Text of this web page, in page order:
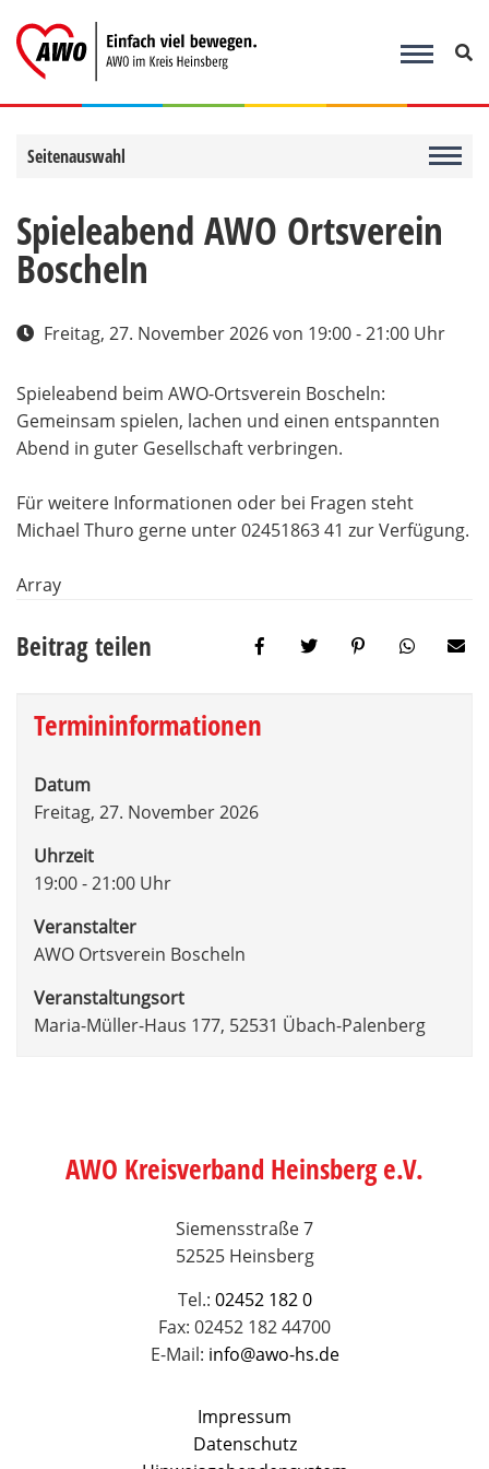
Inhalt
springen
Seitenauswahl
Spieleabend AWO Ortsverein
Boscheln
Freitag, 27. November 2026von 19:00 - 21:00 Uhr
Spieleabend beim AWO-Ortsverein Boscheln:
Gemeinsam spielen, lachen und einen entspannten
Abend in guter Gesellschaft verbringen.
Für weitere Informationen oder bei Fragen steht
Michael Thuro gerne unter 02451863 41 zur Verfügung.
Array
Beitrag teilen
Termininformationen
Datum
Freitag, 27. November 2026
Uhrzeit
19:00 - 21:00 Uhr
Veranstalter
AWO Ortsverein Boscheln
Veranstaltungsort
Maria-Müller-Haus 177, 52531 Übach-Palenberg
AWO Kreisverband Heinsberg e.V.
Siemensstraße 7
52525 Heinsberg
Tel.: 02452 182 0
Fax: 02452 182 44700
E-Mail: info@awo-hs.de
Impressum
Datenschutz